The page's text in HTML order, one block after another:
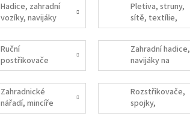
Hadice, zahradní
vozíky, navijáky
na hadice,
hadicové spony
Pletiva, struny,
sítě, textílie,
vázací dráty,
Ruční
postřikovače
Zahradní hadice,
navijáky na
hadice
Zahradnické
nářadí, mincíře
Rozstřikovače,
spojky,
rychlospojky,